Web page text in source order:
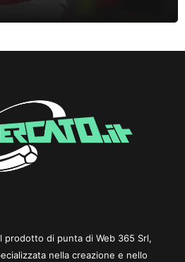
prodotto di punta di Web 365 Srl,
nella creazione e nello